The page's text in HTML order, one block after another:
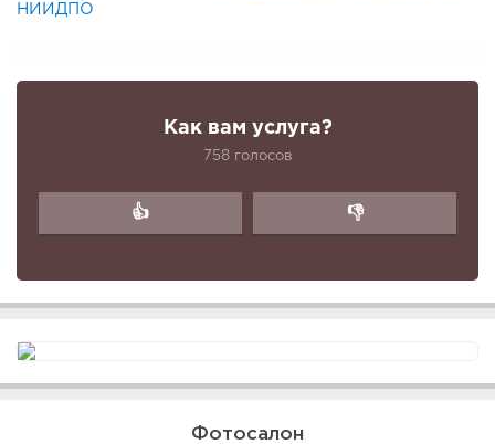
НИИДПО
Как вам услуга?
758 голосов
👍 👎
Фотосалон